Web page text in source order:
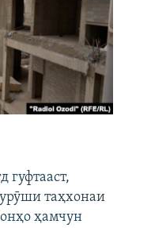
гуфтааст,
таҳхонаи
ҳамчун